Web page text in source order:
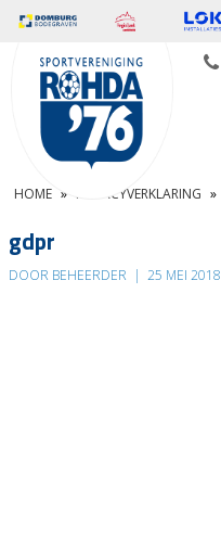
HOME » PRIVACYVERKLARING »
gdpr
DOOR BEHEERDER | 25 MEI 2018